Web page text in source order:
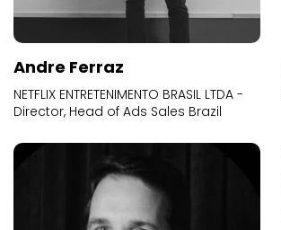
Andre Ferraz
NETFLIX ENTRETENIMENTO BRASIL LTDA -
Director, Head of Ads Sales Brazil